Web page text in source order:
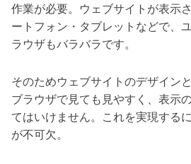
作業が必要。
ウェブサイトが表示
ートフォン・タブレットなどで、
ラウザもバラバラです。
そのためウェブサイトのデザイン
ブラウザで見ても見やすく、表示
てはいけません。
これを実現するに
が不可欠。